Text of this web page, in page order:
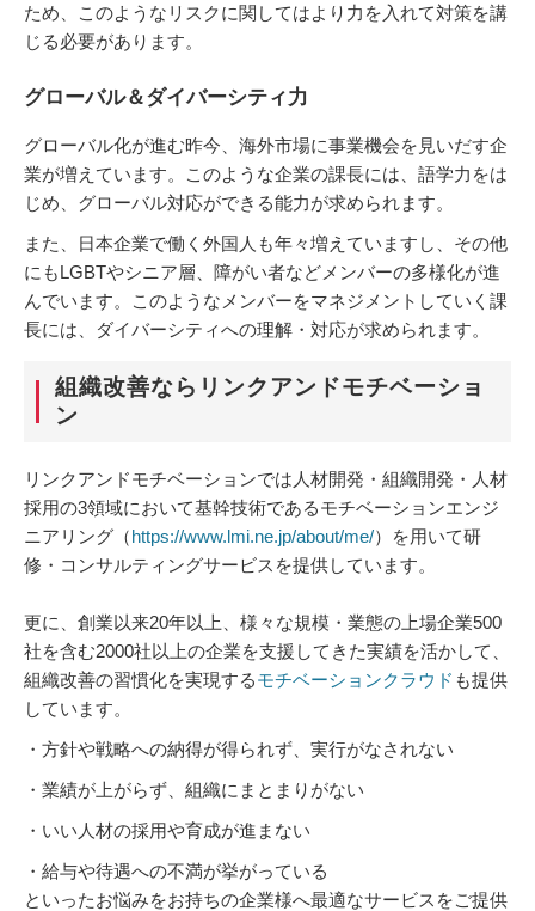
ため、このようなリスクに関してはより力を入れて対策を講
じる必要があります。
グローバル＆ダイバーシティ力
グローバル化が進む昨今、海外市場に事業機会を見いだす企
業が増えています。このような企業の課長には、語学力をは
じめ、グローバル対応ができる能力が求められます。
また、日本企業で働く外国人も年々増えていますし、その他
にもLGBTやシニア層、障がい者などメンバーの多様化が進
んでいます。このようなメンバーをマネジメントしていく課
長には、ダイバーシティへの理解・対応が求められます。
組織改善ならリンクアンドモチベーショ
ン
リンクアンドモチベーションでは人材開発・組織開発・人材
採用の3領域において基幹技術であるモチベーションエンジ
ニアリング（https://www.lmi.ne.jp/about/me/）を用いて研
修・コンサルティングサービスを提供しています。
更に、創業以来20年以上、様々な規模・業態の上場企業500
社を含む2000社以上の企業を支援してきた実績を活かして、
組織改善の習慣化を実現するモチベーションクラウド も提供
しています。
・方針や戦略への納得が得られず、実行がなされない
・業績が上がらず、組織にまとまりがない
・いい人材の採用や育成が進まない
・給与や待遇への不満が挙がっている
といったお悩みをお持ちの企業様へ最適なサービスをご提供